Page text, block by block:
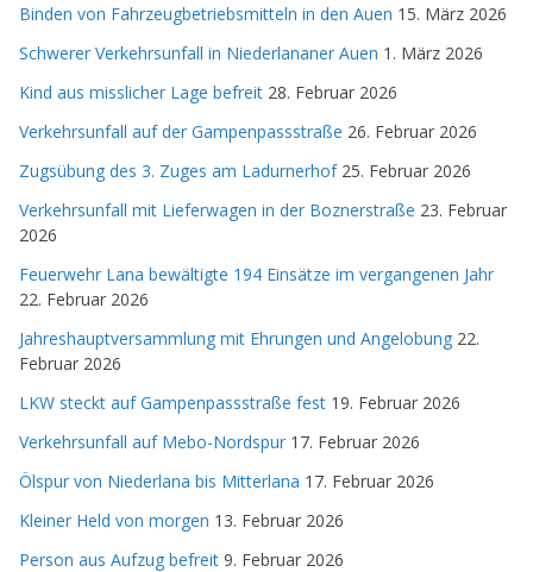
Binden von Fahrzeugbetriebsmitteln in den Auen 15. März 2026
Schwerer Verkehrsunfall in Niederlananer Auen 1. März 2026
Kind aus misslicher Lage befreit 28. Februar 2026
Verkehrsunfall auf der Gampenpassstraße 26. Februar 2026
Zugsübung des 3. Zuges am Ladurnerhof 25. Februar 2026
Verkehrsunfall mit Lieferwagen in der Boznerstraße 23. Februar
2026
Feuerwehr Lana bewältigte 194 Einsätze im vergangenen Jahr
22. Februar 2026
Jahreshauptversammlung mit Ehrungen und Angelobung 22.
Februar 2026
LKW steckt auf Gampenpassstraße fest 19. Februar 2026
Verkehrsunfall auf Mebo-Nordspur 17. Februar 2026
Ölspur von Niederlana bis Mitterlana 17. Februar 2026
Kleiner Held von morgen 13. Februar 2026
Person aus Aufzug befreit 9. Februar 2026